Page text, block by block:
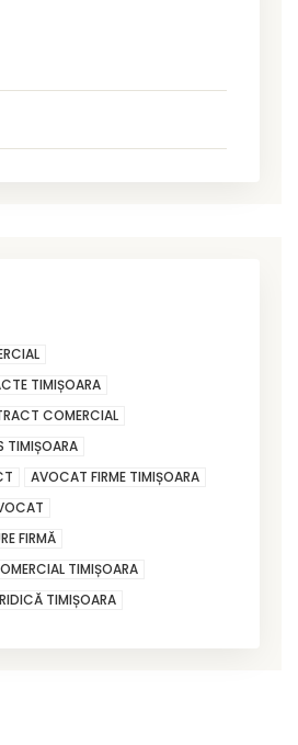
TIMIȘOARA
COMERCIAL
TIMIȘOARA
AVOCAT FIRME TIMIȘOARA
FIRMĂ
TIMIȘOARA
TIMIȘOARA